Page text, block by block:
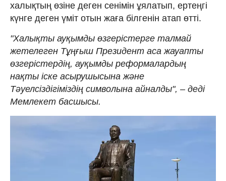
халықтың өзіне деген сенімін ұялатып, ертеңгі
күнге деген үміт отын жаға білгенін атап өтті.
"Халықты ауқымды өзгерістерге талмай
жетелеген Тұңғыш Президент аса жауапты
өзгерістердің, ауқымды реформалардың
нақты іске асырушысына және
Тәуелсіздігіміздің символына айналды", – деді
Мемлекет басшысы.